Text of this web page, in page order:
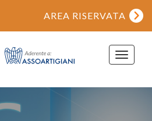
AREA RISERVATA
Toggle